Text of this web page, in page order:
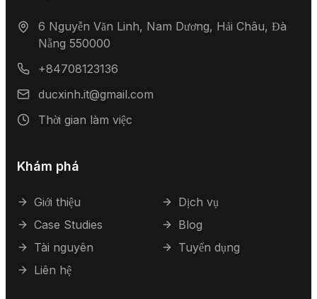
6 Nguyễn Văn Linh, Nam Dương, Hải Châu, Đà
Nẵng 550000
+84708123136
ducxinh.it@gmail.com
Thời gian làm việc
Khám phá
Giới thiệu
Dịch vụ
Case Studies
Blog
Tài nguyên
Tuyển dụng
Liên hệ